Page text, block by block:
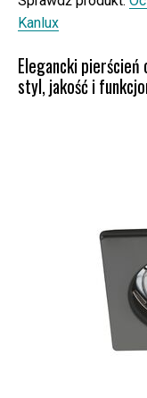
Kanlux
Elegancki pierścień
styl, jakość i